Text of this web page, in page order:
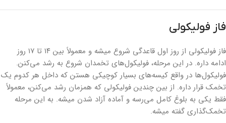
فاز فولیکولی
فاز فولیکولی از روز اول قاعدگی شروع میشه و معمولاً بین ۱۴ تا ۱۷ روز
ادامه داره. در این مرحله، فولیکول‌های تخمدان شروع به رشد می‌کنن.
فولیکول‌ها در واقع کیسه‌های بسیار کوچیکی هستن که داخل هر کدوم یک
تخمک قرار داره. از بین چندین فولیکولی که همزمان رشد می‌کنن، معمولاً
فقط یکی به بلوغ کامل می‌رسه و آماده آزاد شدن میشه. به این مرحله
تخمک‌گذاری گفته میشه.